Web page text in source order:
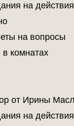
на
на вопросы
комнатах
от Ирины
на